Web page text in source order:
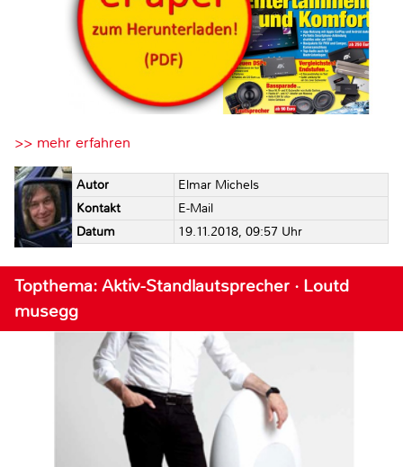
>> mehr erfahren
Autor
Elmar Michels
Kontakt
E-Mail
Datum
19.11.2018, 09:57 Uhr
Topthema: Aktiv-Standlautsprecher · Loutd
musegg